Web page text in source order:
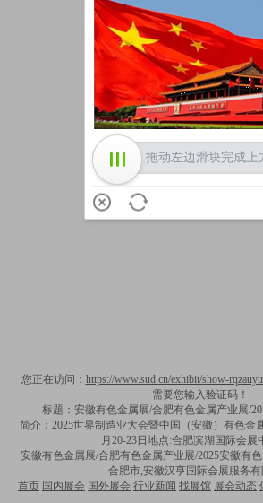
您正在访问： https://www.sud.cn/exhibit/show-
需要您输入验证码！
标题：安徽有色金属展/合肥有色金属产业展/
简介：2025世界制造业大会暨中国（安徽）有色金
月20-23日地点:合肥滨湖国际会展
安徽有色金属展/合肥有色金属产业展/2025安徽有
合肥市,安徽汉亨国际会展服务有
首页 国内展会 国外展会 行业新闻 找展馆 展会动态
加载中
拖动左边滑块完成上